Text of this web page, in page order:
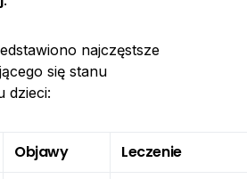
najczęstsze
się stanu
dzieci:
Objawy Leczenie